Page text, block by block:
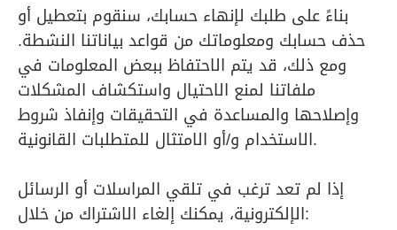
بناءً على طلبك لإنهاء حسابك، سنقوم بتعطيل أو
حذف حسابك ومعلوماتك من قواعد بياناتنا النشطة.
ومع ذلك، قد يتم الاحتفاظ ببعض المعلومات في
ملفاتنا لمنع الاحتيال واستكشاف المشكلات
وإصلاحها والمساعدة في التحقيقات وإنفاذ شروط
الاستخدام و/أو الامتثال للمتطلبات القانونية.
إذا لم تعد ترغب في تلقي المراسلات أو الرسائل
الإلكترونية، يمكنك إلغاء الاشتراك من خلال: